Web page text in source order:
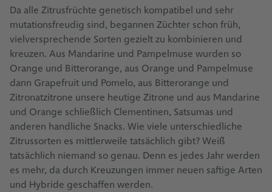
Da alle Zitrusfrüchte genetisch kompatibel und sehr
mutationsfreudig sind, begannen Züchter schon früh,
vielversprechende Sorten gezielt zu kombinieren und
kreuzen. Aus Mandarine und Pampelmuse wurden so
Orange und Bitterorange, aus Orange und Pampelmuse
dann Grapefruit und Pomelo, aus Bitterorange und
Zitronatzitrone unsere heutige Zitrone und aus Mandarine
und Orange schließlich Clementinen, Satsumas und
anderen handliche Snacks. Wie viele unterschiedliche
Zitrussorten es mittlerweile tatsächlich gibt? Weiß
tatsächlich niemand so genau. Denn es jedes Jahr werden
es mehr, da durch Kreuzungen immer neuen saftige Arten
und Hybride geschaffen werden.